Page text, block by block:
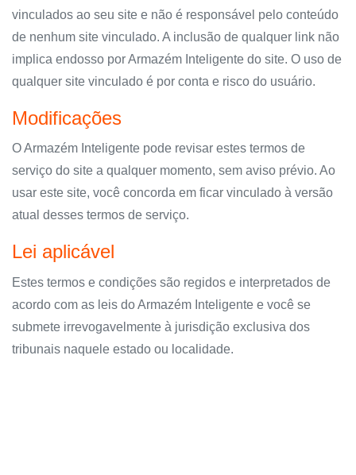
vinculados ao seu site e não é responsável pelo conteúdo
de nenhum site vinculado. A inclusão de qualquer link não
implica endosso por Armazém Inteligente do site. O uso de
qualquer site vinculado é por conta e risco do usuário.
Modificações
O Armazém Inteligente pode revisar estes termos de
serviço do site a qualquer momento, sem aviso prévio. Ao
usar este site, você concorda em ficar vinculado à versão
atual desses termos de serviço.
Lei aplicável
Estes termos e condições são regidos e interpretados de
acordo com as leis do Armazém Inteligente e você se
submete irrevogavelmente à jurisdição exclusiva dos
tribunais naquele estado ou localidade.